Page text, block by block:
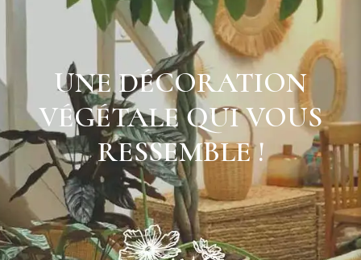
UNE DÉCORATION
VÉGÉTALE QUI VOUS
RESSEMBLE !